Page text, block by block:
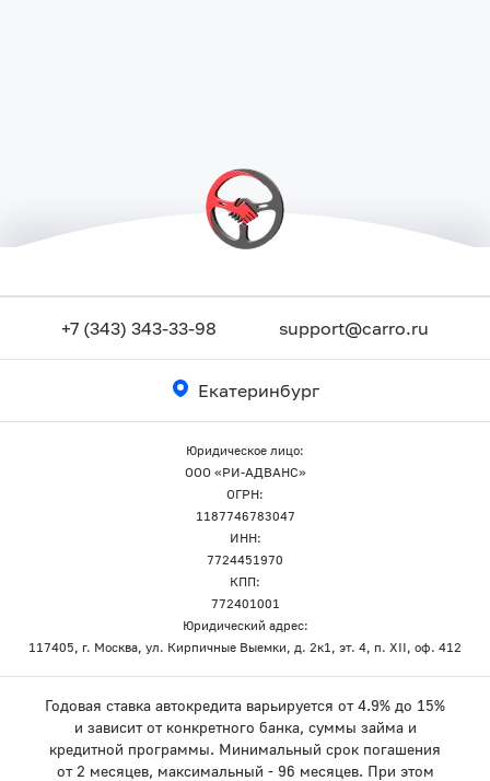
+7 (343) 343-33-98 support@carro.ru
Екатеринбург
Юридическое лицо:
ООО «РИ-АДВАНС»
ОГРН:
1187746783047
ИНН:
7724451970
КПП:
772401001
Юридический адрес:
117405, г. Москва, ул. Кирпичные Выемки, д. 2к1, эт. 4, п. XII, оф. 412
Годовая ставка автокредита варьируется от 4.9% до 15%
и зависит от конкретного банка, суммы займа и
кредитной программы. Минимальный срок погашения
от 2 месяцев, максимальный - 96 месяцев. При этом